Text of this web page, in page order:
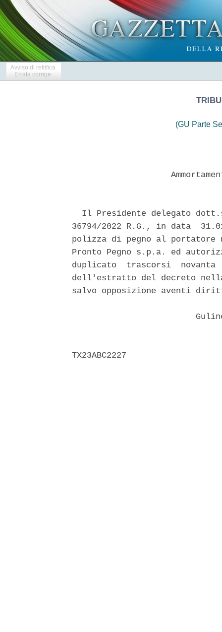
Avviso di rettifica
Errata corrige
(GU Parte
Il Presidente delegato
36794/2022 R.G., in data
polizza di pegno al portatore
Pronto Pegno s.p.a. ed
duplicato  trascorsi
dell'estratto del decreto
salvo opposizione aventi